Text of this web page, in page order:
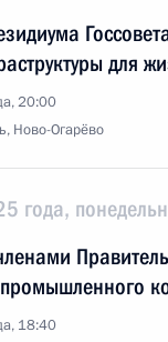
для
20:00
Ново-Огарёво
года,
18:40